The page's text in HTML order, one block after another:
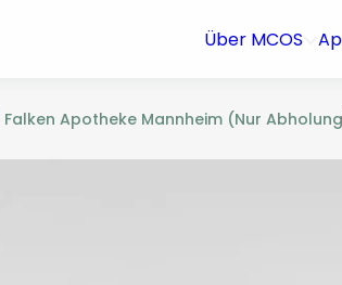
Über MCOS
Falken Apotheke Mannheim (Nur